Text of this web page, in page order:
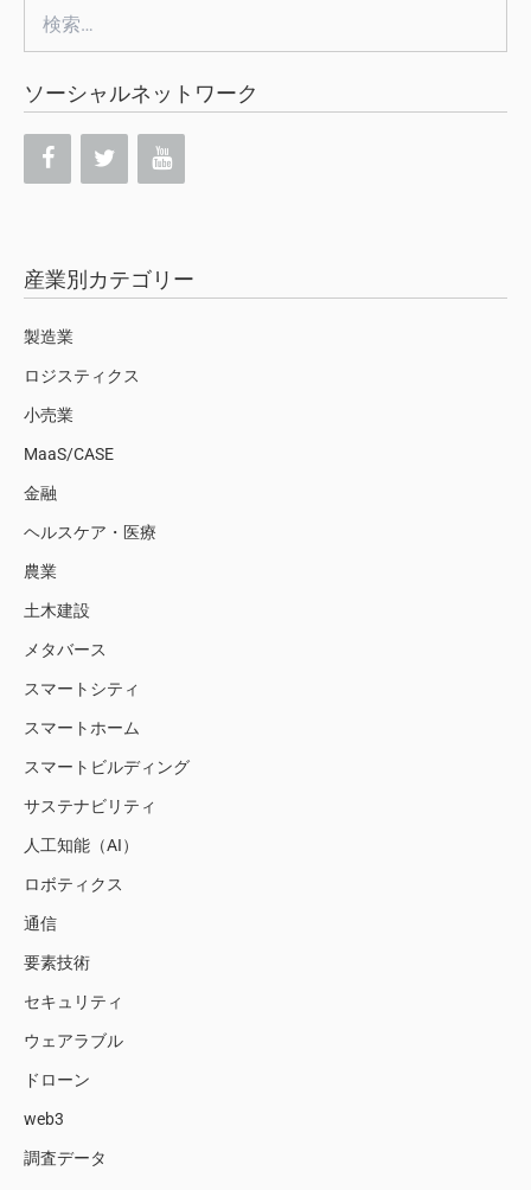
索:
ソーシャルネットワーク
産業別カテゴリー
製造業
ロジスティクス
小売業
MaaS/CASE
金融
ヘルスケア・医療
農業
土木建設
メタバース
スマートシティ
スマートホーム
スマートビルディング
サステナビリティ
人工知能（AI）
ロボティクス
通信
要素技術
セキュリティ
ウェアラブル
ドローン
web3
調査データ